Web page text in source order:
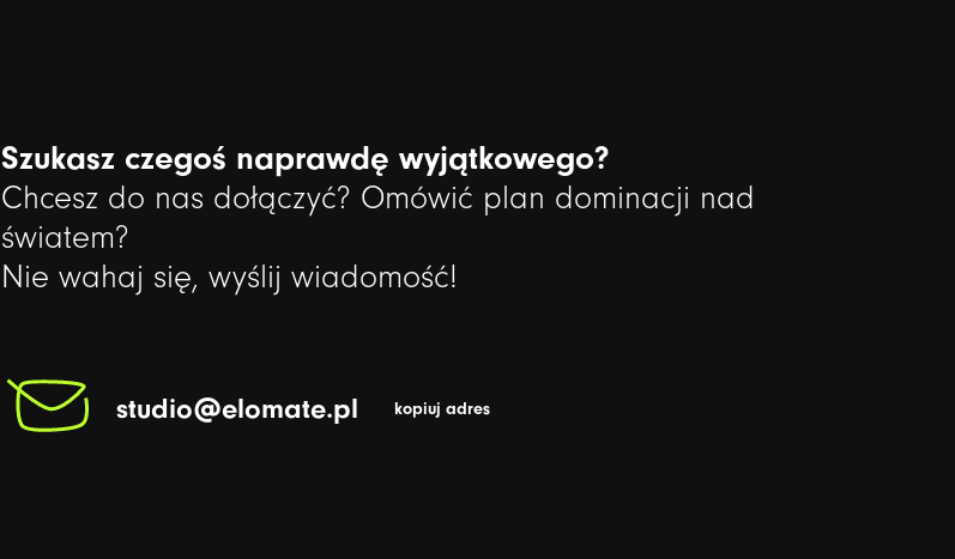
Szukasz czegoś naprawdę wyjątkowego?
Chcesz do nas dołączyć? Omówić plan dominacji nad
światem?
Nie wahaj się, wyślij wiadomość!
studio@elomate.pl kopiuj adres